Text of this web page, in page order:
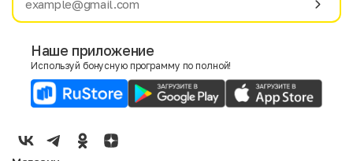
Имя
E-mail
Мужской
Женский
Наше приложение
Используй бонусную программу по полной!